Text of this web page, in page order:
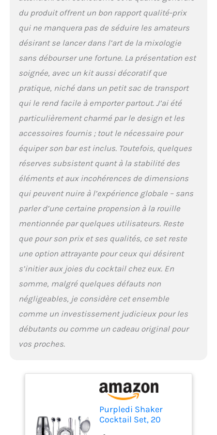
plus complexes sans faire
un désordre ou mélanger
mal les ingrédients. Vous
pouvez créer une variété de
cocktails pour surprendre
vos invités, votre famille
ou vos amis.
【Utilisations Multiples】:
Kit Cocktail Complet, Vous
pouvez préparer les
meilleurs cocktails selon
vos préférences, tels que le
whisky, la vodka, la
tequila, le gin, le rhum, le
brandy, le saké, le martini,
le cocktail mojito et
plus.C'est le kit de mixage
parfait pour réaliser des
【Ensemble Cadeau】 Kit
cocktail shaker et
idéal pour le cocktail ami
aimant ou mixologue ou
Également le cadeau
parfait pour vos amis et
occasions telles que Noël,
Nouvel An, anniversaire,
fête, etc.
du produit offrent un bon rapport qualité-prix
qui ne manquera pas de séduire les amateurs
désirant se lancer dans l’art de la mixologie
sans débourser une fortune. La présentation est
soignée, avec un kit aussi décoratif que
pratique, niché dans un petit sac de transport
qui le rend facile à emporter partout. J’ai été
particulièrement charmé par le design et les
accessoires fournis ; tout le nécessaire pour
équiper son bar est inclus. Toutefois, quelques
réserves subsistent quant à la stabilité des
éléments et aux incohérences de dimensions
qui peuvent nuire à l’expérience globale – sans
parler d’une certaine propension à la rouille
mentionnée par quelques utilisateurs. Reste
que pour son prix et ses qualités, ce set reste
une option attrayante pour ceux qui désirent
s’initier aux joies du cocktail chez eux. En
somme, malgré quelques défauts non
négligeables, je considère cet ensemble
comme un investissement judicieux pour les
débutants ou comme un cadeau original pour
vos proches.
Purpledi Shaker
Cocktail Set, 20